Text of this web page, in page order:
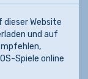
dieser Website
und auf
Spiele online